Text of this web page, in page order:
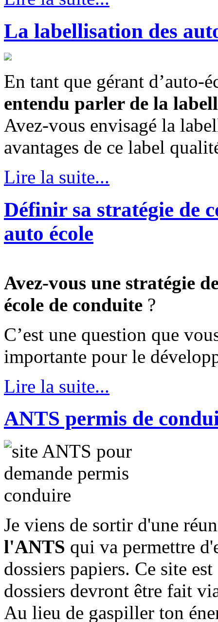
La labellisation des
En tant que gérant d’auto-
entendu parler de la
Avez-vous envisagé la
avantages de ce label
Lire la suite...
Définir sa stratégie de
auto école
Avez-vous une stratégie
école de conduite ?
C’est une question que
importante pour le
Lire la suite...
ANTS permis de
Je viens de sortir d'une
l'ANTS qui va permettre
dossiers papiers. Ce site
dossiers devront être fait
Au lieu de gaspiller ton